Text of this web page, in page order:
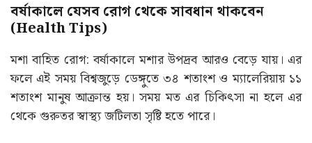
বর্ষাকালে যেসব রোগ থেকে সাবধান থাকবেন
(Health Tips)
মশা বাহিত রোগ: বর্ষাকালে মশার উপদ্রব আরও বেড়ে যায়। এর
ফলে এই সময় বিশ্বজুড়ে ডেঙ্গুতে ৩৪ শতাংশ ও ম্যালেরিয়ায় ১১
শতাংশ মানুষ আক্রান্ত হয়। সময় মত এর চিকিৎসা না হলে এর
থেকে গুরুতর স্বাস্থ্য জটিলতা সৃষ্টি হতে পারে।